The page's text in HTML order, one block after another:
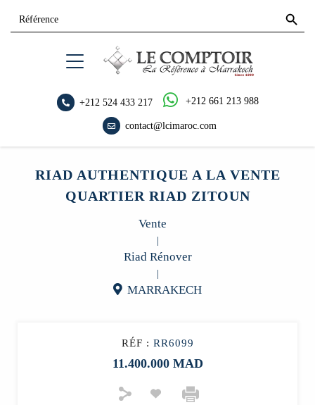
+212 524 433 217 +212 661 213 988
contact@lcimaroc.com
for:
Search
Button
RIAD AUTHENTIQUE A LA VENTE
QUARTIER RIAD ZITOUN
Vente
|
Riad Rénover
|
MARRAKECH
RÉF : RR6099
11.400.000 MAD